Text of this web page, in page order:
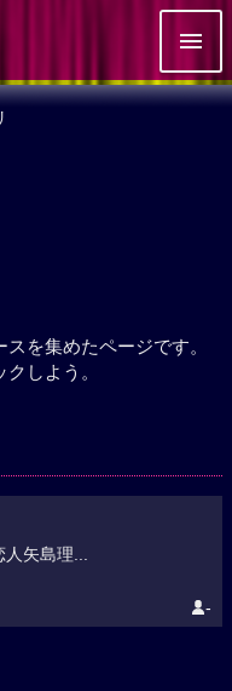
を集めたページです。
しよう。
人矢島理...
-